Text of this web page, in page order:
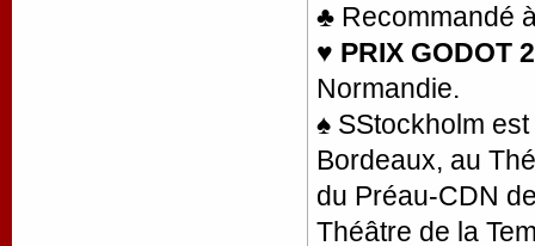
♣ Recommandé
♥ PRIX GODOT
Normandie.
♠ SStockholm
Bordeaux, au
du Préau-CDN
Théâtre de la